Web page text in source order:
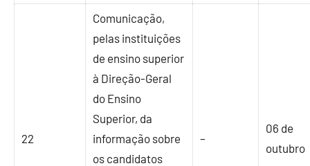
22
Comunicação,
pelas instituições
de ensino superior
à Direção-Geral
do Ensino
Superior, da
informação sobre
os candidatos
–
06 de
outubro